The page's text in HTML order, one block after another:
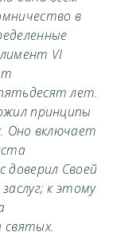
в
VI
лет.
принципы
Оно включает
доверил Своей
к этому
святых.